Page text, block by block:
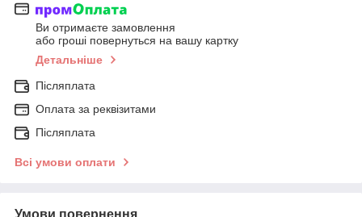
Ви отримаєте замовлення
або гроші повернуться на вашу картку
Детальніше
Післяплата
Оплата за реквізитами
Післяплата
Всі умови оплати